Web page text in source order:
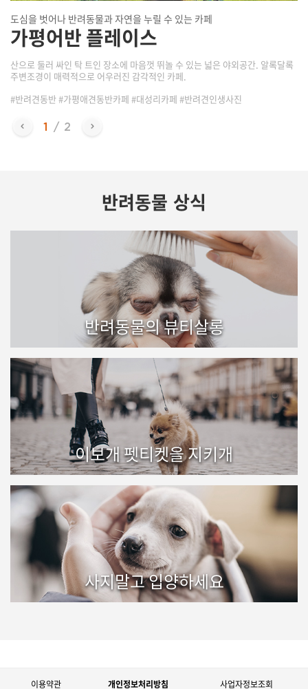
도심을 벗어나 반려동물과 자연을 누릴 수 있는 카페
가평어반 플레이스
산으로 둘러 싸인 탁 트인 장소에 마음껏 뛰놀 수 있는 넓은 야외공간. 알록달록
주변조경이 매력적으로 어우러진 감각적인 카페.
#반려견동반 #가평애견동반카페 #대성리카페 #반려견인생사진
반려동물 상식
반려동물의 뷰티살롱
이보개 펫티켓을 지키개
사지말고 입양하세요
이용약관 개인정보처리방침 사업자정보조회